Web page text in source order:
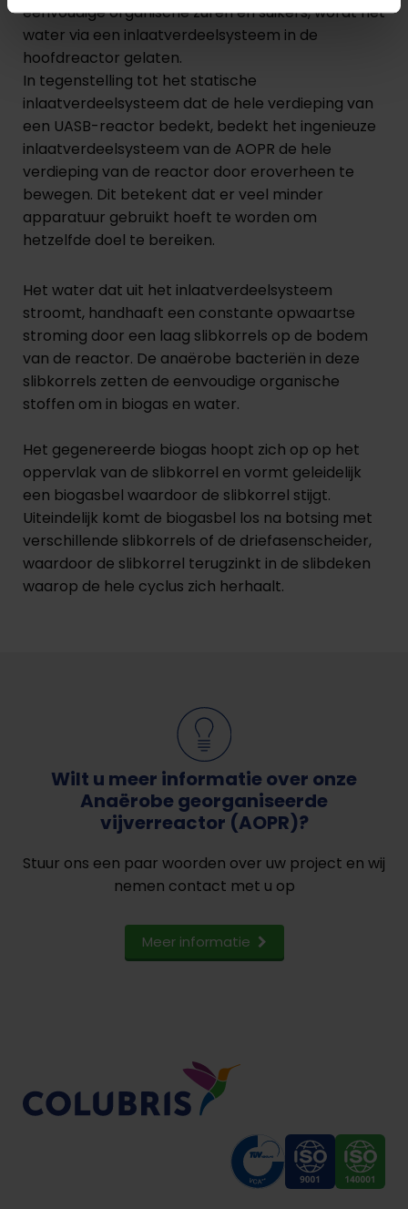
eenvoudige organische zuren en suikers, wordt het
water via een inlaatverdeelsysteem in de
hoofdreactor gelaten.
In tegenstelling tot het statische
inlaatverdeelsysteem dat de hele verdieping van
een UASB-reactor bedekt, bedekt het ingenieuze
inlaatverdeelsysteem van de AOPR de hele
verdieping van de reactor door eroverheen te
bewegen. Dit betekent dat er veel minder
apparatuur gebruikt hoeft te worden om
hetzelfde doel te bereiken.
Het water dat uit het inlaatverdeelsysteem
stroomt, handhaaft een constante opwaartse
stroming door een laag slibkorrels op de bodem
van de reactor. De anaërobe bacteriën in deze
slibkorrels zetten de eenvoudige organische
stoffen om in biogas en water.
Het gegenereerde biogas hoopt zich op op het
oppervlak van de slibkorrel en vormt geleidelijk
een biogasbel waardoor de slibkorrel stijgt.
Uiteindelijk komt de biogasbel los na botsing met
verschillende slibkorrels of de driefasenscheider,
waardoor de slibkorrel terugzinkt in de slibdeken
waarop de hele cyclus zich herhaalt.
Wilt u meer informatie over onze
Anaërobe georganiseerde
vijverreactor (AOPR)?
Stuur ons een paar woorden over uw project en wij
nemen contact met u op
Meer informatie